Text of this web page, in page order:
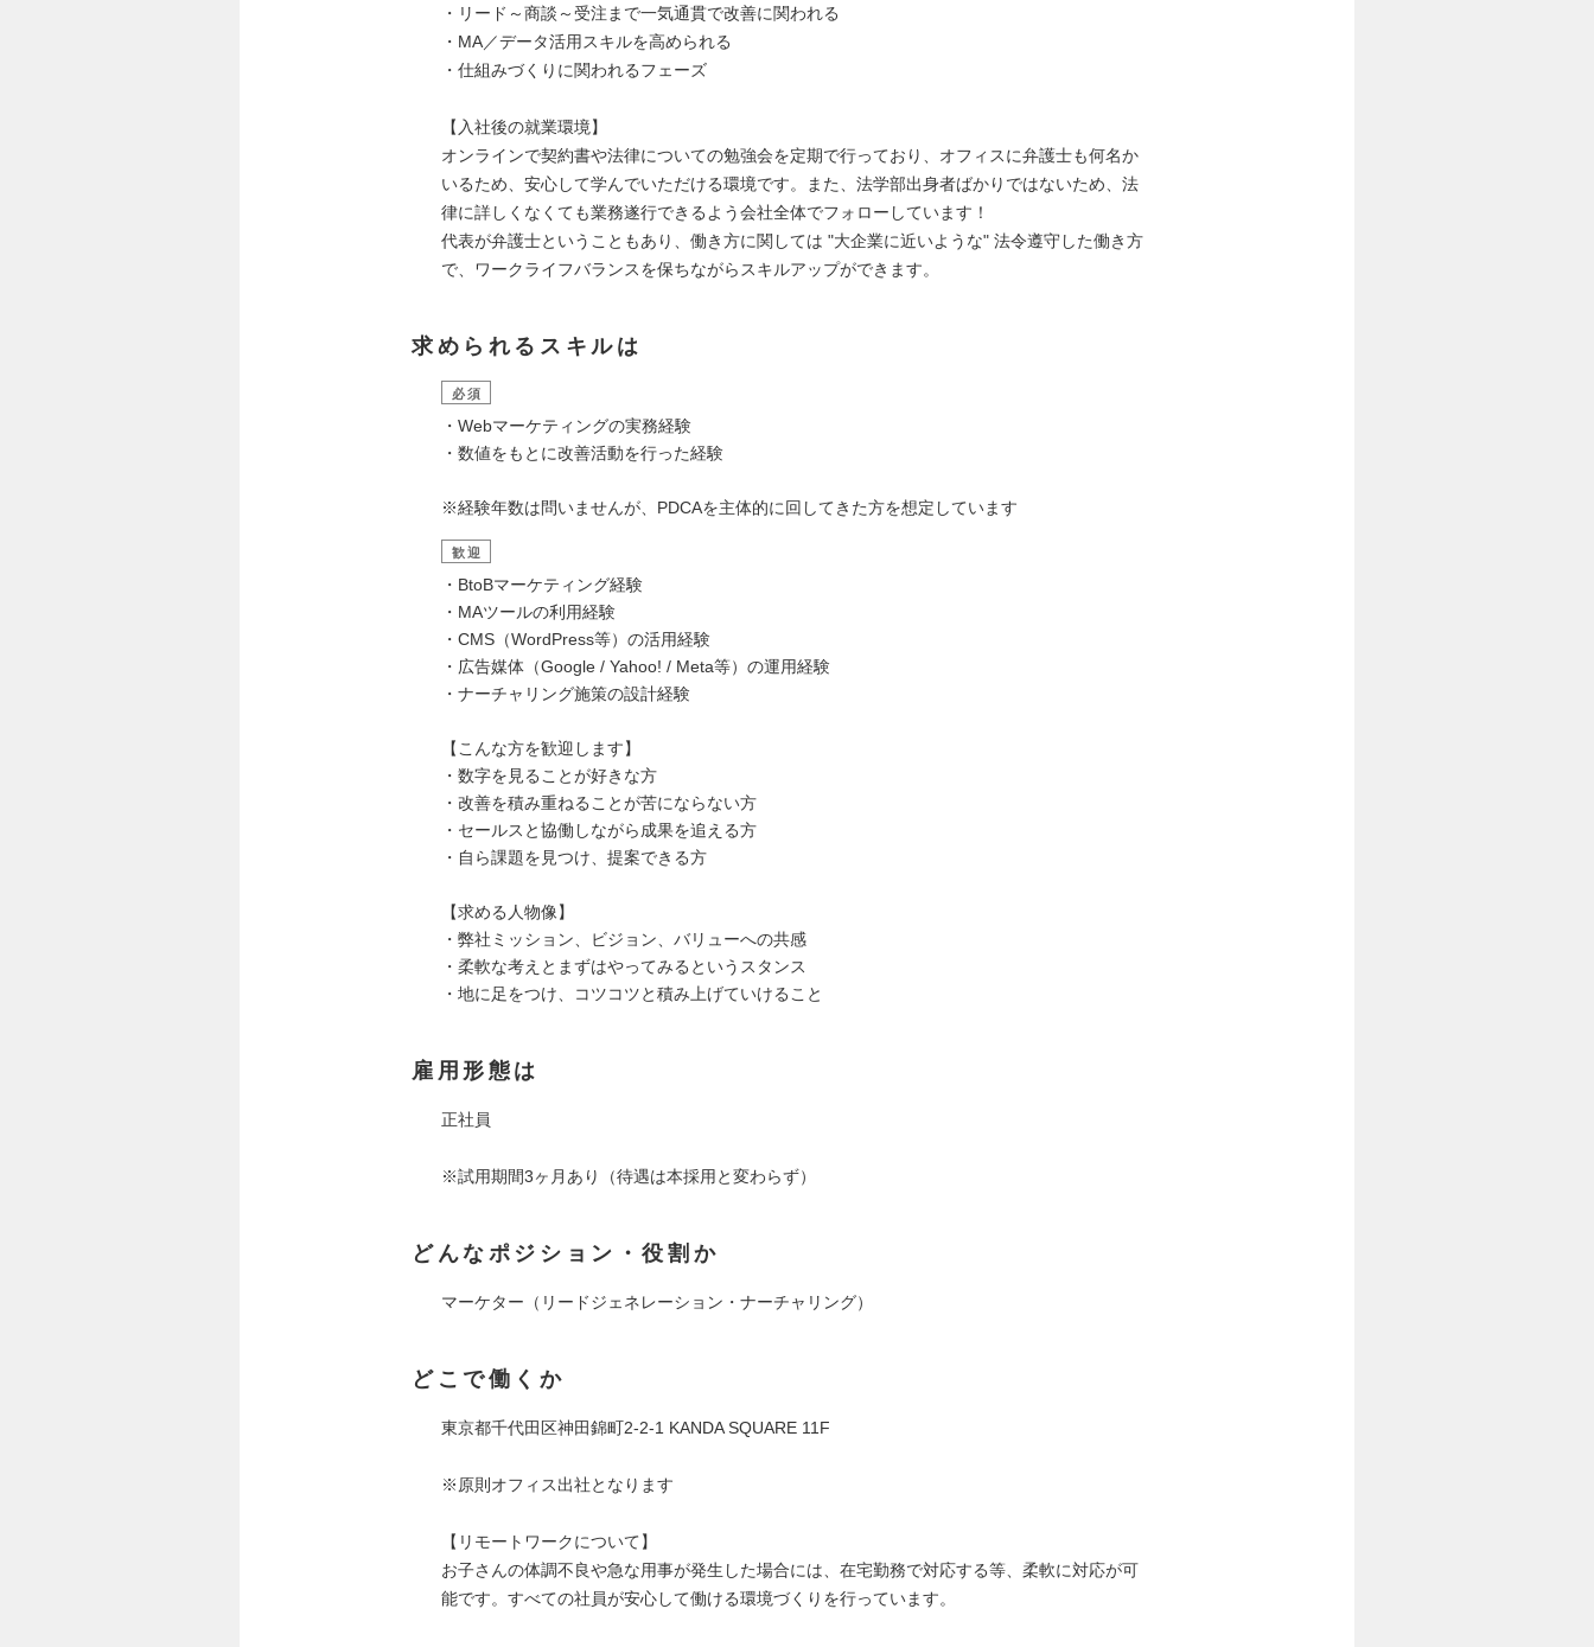
・リード～商談～受注まで一気通貫で改善に関われる
・MA／データ活用スキルを高められる
・仕組みづくりに関われるフェーズ
【入社後の就業環境】
オンラインで契約書や法律についての勉強会を定期で行っており、オフィスに弁護士も何名か
いるため、安心して学んでいただける環境です。また、法学部出身者ばかりではないため、法
律に詳しくなくても業務遂行できるよう会社全体でフォローしています！
代表が弁護士ということもあり、働き方に関しては "大企業に近いような" 法令遵守した働き方
で、ワークライフバランスを保ちながらスキルアップができます。
求められるスキルは
必須
・Webマーケティングの実務経験
・数値をもとに改善活動を行った経験
※経験年数は問いませんが、PDCAを主体的に回してきた方を想定しています
歓迎
・BtoBマーケティング経験
・MAツールの利用経験
・CMS（WordPress等）の活用経験
・広告媒体（Google / Yahoo! / Meta等）の運用経験
・ナーチャリング施策の設計経験
【こんな方を歓迎します】
・数字を見ることが好きな方
・改善を積み重ねることが苦にならない方
・セールスと協働しながら成果を追える方
・自ら課題を見つけ、提案できる方
【求める人物像】
・弊社ミッション、ビジョン、バリューへの共感
・柔軟な考えとまずはやってみるというスタンス
・地に足をつけ、コツコツと積み上げていけること
雇用形態は
正社員
※試用期間3ヶ月あり（待遇は本採用と変わらず）
どんなポジション・役割か
マーケター（リードジェネレーション・ナーチャリング）
どこで働くか
東京都千代田区神田錦町2-2-1 KANDA SQUARE 11F
※原則オフィス出社となります
【リモートワークについて】
お子さんの体調不良や急な用事が発生した場合には、在宅勤務で対応する等、柔軟に対応が可
能です。すべての社員が安心して働ける環境づくりを行っています。